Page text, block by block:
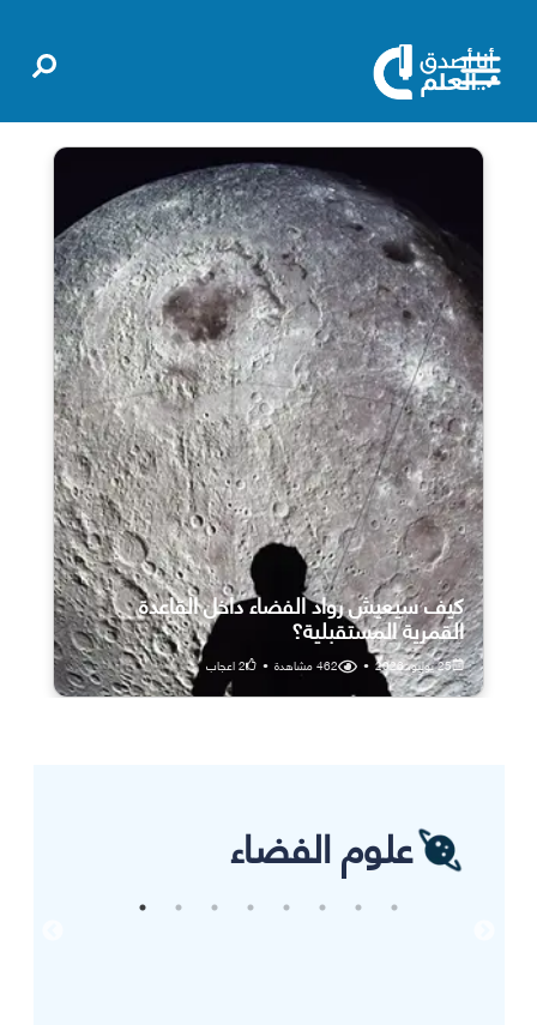
كيف سيعيش رواد الفضاء داخل القاعدة
القمرية المستقبلية؟
25 يوليو، 2026 •
462مشاهدة •
2اعجاب
علوم الفضاء